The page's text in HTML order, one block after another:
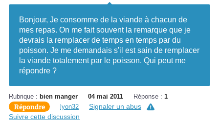
Bonjour, Je consomme de la viande à chacun de
mes repas. On me fait souvent la remarque que je
devrais la remplacer de temps en temps par du
poisson. Je me demandais s'il est sain de remplacer
la viande totalement par le poisson. Qui peut me
répondre ?
Rubrique : bien manger 04 mai 2011 Réponse : 1
Répondre lyon32
Signaler un abus
Suivre cette discussion